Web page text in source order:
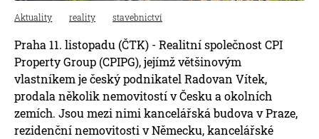
Aktuality reality stavebnictví
Praha 11. listopadu (ČTK) - Realitní společnost CPI
Property Group (CPIPG), jejímž většinovým
vlastníkem je český podnikatel Radovan Vítek,
prodala několik nemovitostí v Česku a okolních
zemích. Jsou mezi nimi kancelářská budova v Praze,
rezidenční nemovitosti v Německu, kancelářské